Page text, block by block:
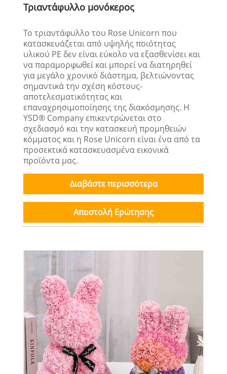
Τριαντάφυλλο μονόκερος
Το τριαντάφυλλο του Rose Unicorn που
κατασκευάζεται από υψηλής ποιότητας
υλικού PE δεν είναι εύκολο να εξασθενίσει και
να παραμορφωθεί και μπορεί να διατηρηθεί
για μεγάλο χρονικό διάστημα, βελτιώνοντας
σημαντικά την σχέση κόστους-
αποτελεσματικότητας και
επαναχρησιμοποίησης της διακόσμησης. Η
YSD® Company επικεντρώνεται στο
σχεδιασμό και την κατασκευή προμηθειών
κόμματος και η Rose Unicorn είναι ένα από τα
προσεκτικά κατασκευασμένα εικονικά
προϊόντα μας.
Διαβάστε περισσότερα
Αποστολή Ερώτησης